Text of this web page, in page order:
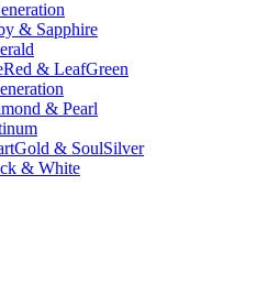
& Sapphire
& LeafGreen
& Pearl
& SoulSilver
& White